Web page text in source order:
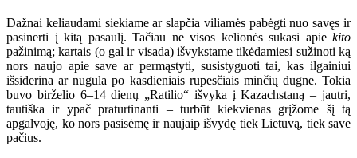
Dažnai keliaudami siekiame ar slapčia viliamės pabėgti nuo savęs ir
pasinerti į kitą pasaulį. Tačiau ne visos kelionės sukasi apie kito
pažinimą; kartais (o gal ir visada) išvykstame tikėdamiesi sužinoti ką
nors naujo apie save ar permąstyti, susistyguoti tai, kas ilgainiui
išsiderina ar nugula po kasdieniais rūpesčiais minčių dugne. Tokia
buvo birželio 6–14 dienų „Ratilio“ išvyka į Kazachstaną – jautri,
tautiška ir ypač praturtinanti – turbūt kiekvienas grįžome šį tą
apgalvoję, ko nors pasisėmę ir naujaip išvydę tiek Lietuvą, tiek save
pačius.